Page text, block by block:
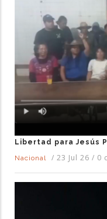
Libertad para Jesús
Nacional
/ 23 Jul 26 / 0